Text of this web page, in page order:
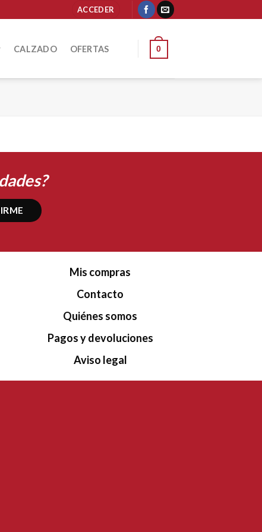
ACCEDER
CALZADO OFERTAS 0
Mis compras
Contacto
Quiénes somos
Pagos y devoluciones
Aviso legal